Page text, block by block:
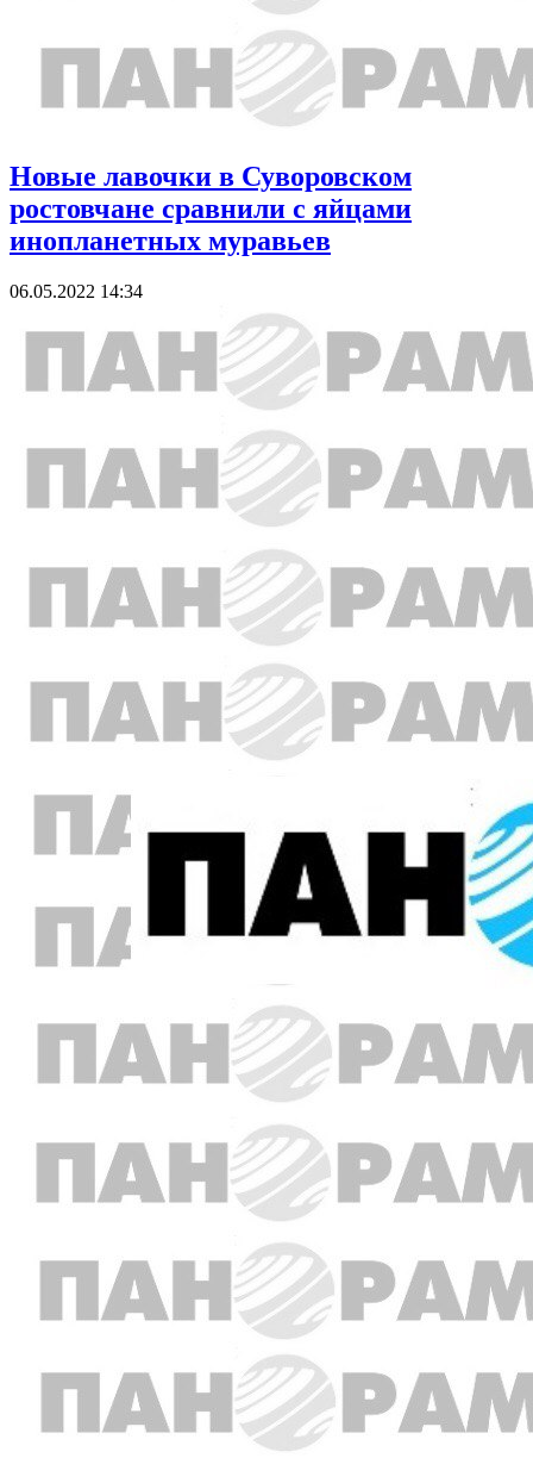
Новые лавочки в Суворовском
ростовчане сравнили с яйцами
инопланетных муравьев
06.05.2022 14:34